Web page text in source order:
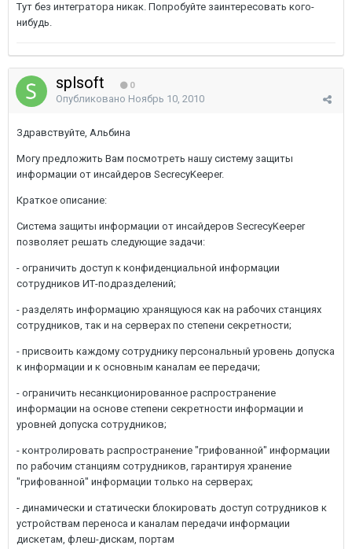
Тут без интегратора никак. Попробуйте заинтересовать кого-
нибудь.
splsoft 0
Опубликовано Ноябрь 10, 2010
Здравствуйте, Альбина
Могу предложить Вам посмотреть нашу систему защиты
информации от инсайдеров SecrecyKeeper.
Краткое описание:
Система защиты информации от инсайдеров SecrecyKeeper
позволяет решать следующие задачи:
- ограничить доступ к конфиденциальной информации
сотрудников ИТ-подразделений;
- разделять информацию хранящуюся как на рабочих станциях
сотрудников, так и на серверах по степени секретности;
- присвоить каждому сотруднику персональный уровень допуска
к информации и к основным каналам ее передачи;
- ограничить несанкционированное распространение
информации на основе степени секретности информации и
уровней допуска сотрудников;
- контролировать распространение "грифованной" информации
по рабочим станциям сотрудников, гарантируя хранение
"грифованной" информации только на серверах;
- динамически и статически блокировать доступ сотрудников к
устройствам переноса и каналам передачи информации
дискетам, флеш-дискам, портам